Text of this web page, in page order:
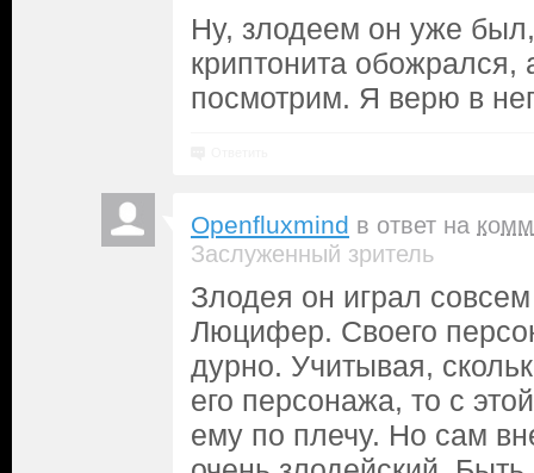
Ну, злодеем он уже был,
криптонита обожрался,
посмотрим. Я верю в
Openfluxmind в ответ на
Заслуженный зритель
Злодея он играл
Люцифер. Своего
дурно. Учитывая,
его персонажа, то с
ему по плечу. Но сам